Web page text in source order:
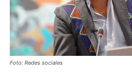
Foto: Redes sociales